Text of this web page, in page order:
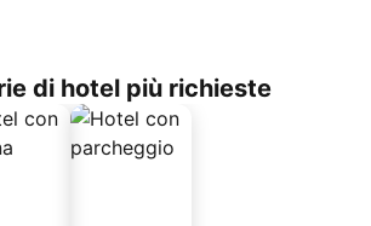
di hotel più richieste